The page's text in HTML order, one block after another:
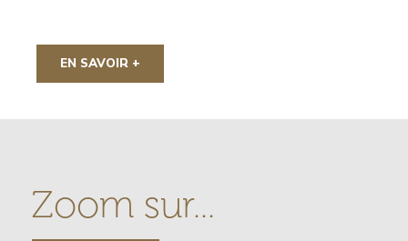
EN SAVOIR +
Zoom sur...